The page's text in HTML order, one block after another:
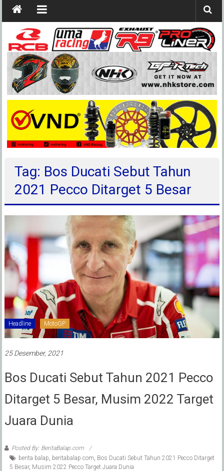
Tag: Bos Ducati Sebut Tahun
2021 Pecco Ditarget 5 Besar
Headline MotoGP
25 Desember, 2021
Bos Ducati Sebut Tahun 2021 Pecco
Ditarget 5 Besar, Musim 2022 Target
Juara Dunia
Posted By: BeritaBalap.com
berita balap, beritabalap.com, Bos Ducati Sebut Tahun 2021 Pecco Ditarget
5 Besar, Musim 2022 Pecco Target Juara Dunia